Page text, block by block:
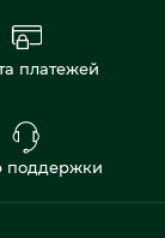
платежей
поддержки